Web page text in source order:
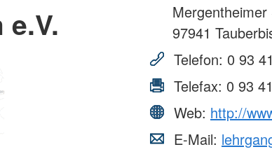
Mergentheimer
97941
Telefon: 0 93
Telefax: 0 93
Web: http://
E-Mail: